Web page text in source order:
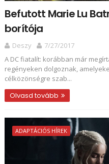
Befutott Marie Lu
borítója
Deszy
7/27/2017
A DC fiatalít: korábban már
regényeken dolgoznak,
célközönségre szab...
Olvasd tovább
ADAPTÁCIÓS HÍREK